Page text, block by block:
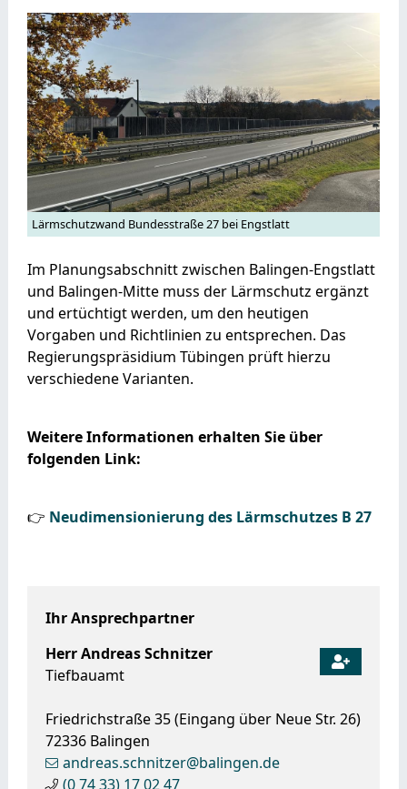
Ihr Ansprechpartner
HerrAndreasSchnitzer
Tiefbauamt
Friedrichstraße 35 (Eingang über Neue Str. 26)
72336 Balingen
andreas.schnitzer@balingen.de
(07433) 1702 47
Lärmschutzwand Bundesstraße 27 bei Engstlatt
Im Planungsabschnitt zwischen Balingen-Engstlatt
und Balingen-Mitte muss der Lärmschutz ergänzt
und ertüchtigt werden, um den heutigen
Vorgaben und Richtlinien zu entsprechen. Das
Regierungspräsidium Tübingen prüft hierzu
verschiedene Varianten.
Weitere Informationen erhalten Sie über
folgenden Link:
👉 Neudimensionierung des Lärmschutzes B 27